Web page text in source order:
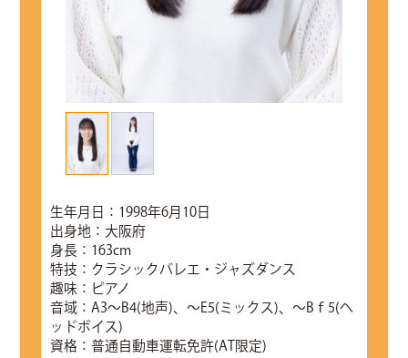
生年月日：1998年6月10日
出身地：大阪府
身長：163cm
特技：クラシックバレエ・ジャズダンス
趣味：ピアノ
音域：A3～B4(地声)、～E5(ミックス)、～Bｆ5(ヘ
ッドボイス)
資格：普通自動車運転免許(AT限定)